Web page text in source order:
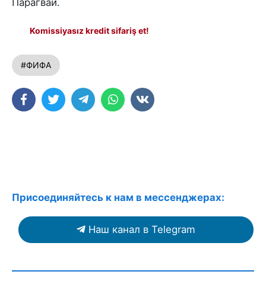
Komissiyasız kredit sifariş et!
#ФИФА
Присоединяйтесь к нам в мессенджерах:
Наш канал в Telegram